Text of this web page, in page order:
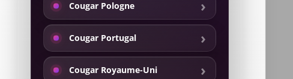
Cougar Pologne
Cougar Portugal
Cougar Royaume-Uni